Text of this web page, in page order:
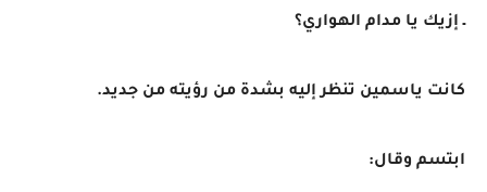
ـ إزيك يا مدام الهواري؟
كانت ياسمين تنظر إليه بشدة من رؤيته من جديد.
ابتسم وقال: